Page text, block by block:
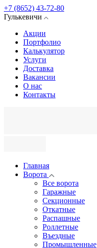
+7 (8652) 43-72-80
Гулькевичи
Акции
Портфолио
Калькулятор
Услуги
Доставка
Вакансии
О нас
Контакты
Главная
Ворота
Все ворота
Гаражные
Секционные
Откатные
Распашные
Роллетные
Въездные
Промышленные